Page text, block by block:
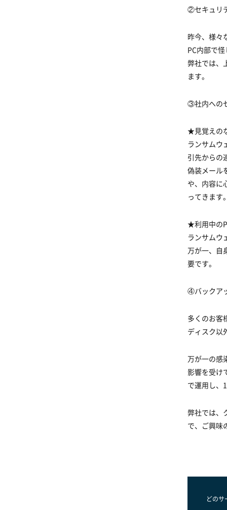
②セキュリ
昨今、様々
PC内部で
弊社では、
ます。
③社内への
★見覚えの
ランサムウ
引先からの
偽装メール
や、内容に
ってきます
★利用中の
ランサムウ
万が一、自
要です。
④バックア
多くのお客
ディスク以
万が一の感
影響を受け
で運用し、
弊社では、
で、ご興味
どの